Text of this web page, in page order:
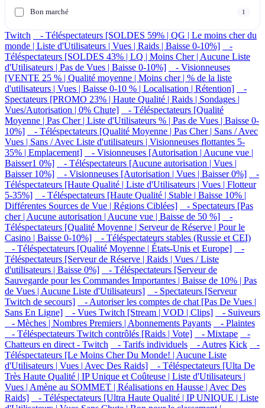
Bon marché 1
Twitch
- Téléspectateurs [SOLDES 59% | QG | Le moins cher du
monde | Liste d'Utilisateurs | Vues | Raids | Baisse 0-10%]
-
Téléspectateurs [SOLDES 43% | LQ | Moins Cher | Aucune Liste
d'Utilisateurs | Pas de Vues | Baisse 0-10%]
- Visionneuses
[VENTE 25 % | Qualité moyenne | Moins cher | % de la liste
d'utilisateurs | Vues | Baisse 0-10 % | Localisation | Rétention]
-
Spectateurs [PROMO 23% | Haute Qualité | Raids | Sondages |
Vues/Autorisation | 0% Chute]
- Téléspectateurs [Qualité
Moyenne | Pas Cher | Liste d'Utilisateurs % | Pas de Vues | Baisse 0-
10%]
- Téléspectateurs [Qualité Moyenne | Pas Cher | Sans / Avec
Vues | Sans / Avec Liste d'utilisateurs | Visionneuses flottantes 5-
35% | Emplacement]
- Visionneuses [Autorisation | Aucune vue |
Baisser1 0%]
- Téléspectateurs [Aucune autorisation | Vues |
Baisser 10%]
- Visionneuses [Autorisation | Vues | Baisser 0%]
-
Téléspectateurs [Haute Qualité | Liste d'Utilisateurs | Vues | Flotteur
5-35%]
- Téléspectateurs [Haute Qualité | Stable | Baisse 10% |
Différentes Sources de Vue | Régions Ciblées]
- Spectateurs [Pas
cher | Aucune autorisation | Aucune vue | Baisse de 50 %]
-
Téléspectateurs [Qualité Moyenne | Serveur de Réserve | Pour le
Casino | Baisse 0-10%]
- Téléspectateurs stables (Russie et CEI)
- Téléspectateurs [Qualité Moyenne | États-Unis et Europe]
-
Téléspectateurs [Serveur de Réserve | Raids | Vues / Liste
d'utilisateurs | Baisse 0%]
- Téléspectateurs [Serveur de
Sauvegarde pour les Commandes Importantes | Baisse de 10% | Pas
de Vues | Aucune Liste d'Utilisateurs]
- Spectateurs [Serveur
Twitch de secours]
- Autoriser les comptes de chat [Pas De Vues |
Sans En Ligne]
- Vues Twitch [Stream | VOD | Clips]
- Suiveurs
- Mèches | Nombres Premiers | Abonnements Payants
- Plaintes
- Téléspectateurs Twitch contrôlés [Raids | Vote]
- Mixtape
-
Chatteurs en direct - Twitch
- Tarifs individuels - Autres Kick
-
Téléspectateurs [Le Moins Cher Du Monde! | Aucune Liste
d'Utilisateurs | Vues | Avec Des Raids]
- Téléspectateurs [Ulta De
Très Haute Qualité | IP Unique et Coûteuse | Liste d'Utilisateurs |
Vues | Amène au SOMMET | Réalisations en Hausse | Avec Des
Raids]
- Téléspectateurs [Ultra Haute Qualité | IP UNIQUE | Liste